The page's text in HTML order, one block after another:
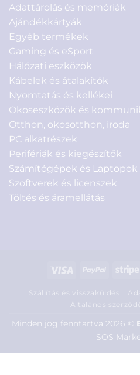
Adattárolás és memóriák
Ajándékkártyák
Egyéb termékek
Gaming és eSport
Hálózati eszközök
Kábelek és átalakítók
Nyomtatás és kellékei
Okoseszközök és
Otthon, okosotthon, iroda
PC alkatrészek
Perifériák és kiegészítők
Számítógépek és Laptopok
Szoftverek és licenszek
Töltés és áramellátás
Visa PayPal
Szállítás és visszaküldés
Általános
Minden jog fenntartva 2026 ©
SOS